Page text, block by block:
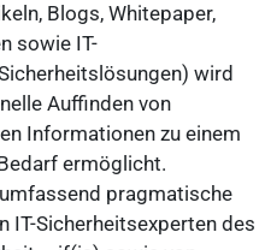
Blogs, Whitepaper,
sowie IT-
wird
Auffinden von
Informationen zu einem
ermöglicht.
pragmatische
IT-Sicherheitsexperten des